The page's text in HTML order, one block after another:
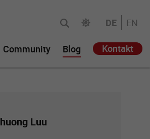
Community Blog Kontakt
DE EN
Luu